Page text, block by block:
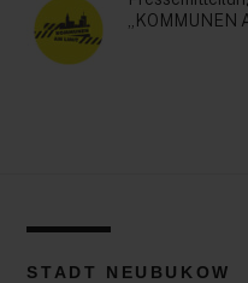
„KOMMUNEN
STADT NEUBUKOW